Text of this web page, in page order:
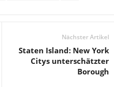
Nächster Artikel
Staten Island: New York
Citys unterschätzter
Borough